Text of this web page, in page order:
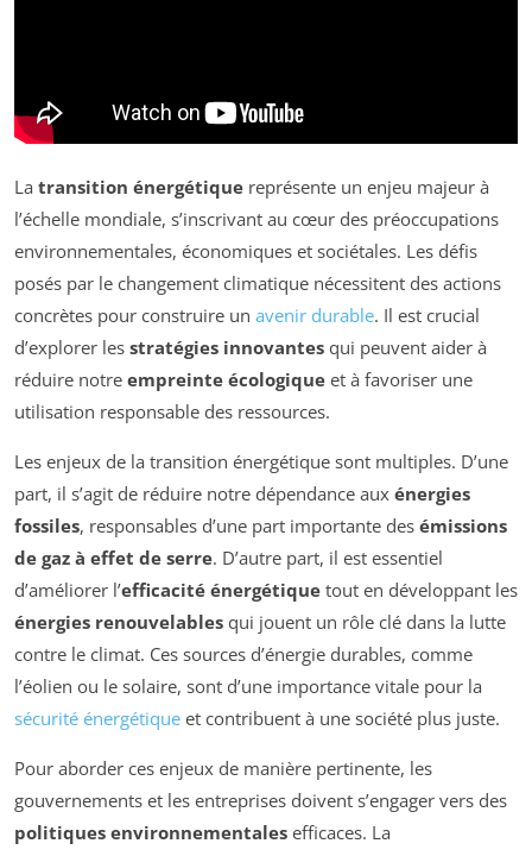
La transition énergétique représente un enjeu majeur à
l’échelle mondiale, s’inscrivant au cœur des préoccupations
environnementales, économiques et sociétales. Les défis
posés par le changement climatique nécessitent des actions
concrètes pour construire un avenir durable. Il est crucial
d’explorer les stratégies innovantes qui peuvent aider à
réduire notre empreinte écologique et à favoriser une
utilisation responsable des ressources.
Les enjeux de la transition énergétique sont multiples. D’une
part, il s’agit de réduire notre dépendance aux énergies
fossiles, responsables d’une part importante des émissions
de gaz à effet de serre. D’autre part, il est essentiel
d’améliorer l’efficacité énergétique tout en développant les
énergies renouvelables qui jouent un rôle clé dans la lutte
contre le climat. Ces sources d’énergie durables, comme
l’éolien ou le solaire, sont d’une importance vitale pour la
sécurité énergétique et contribuent à une société plus juste.
Pour aborder ces enjeux de manière pertinente, les
gouvernements et les entreprises doivent s’engager vers des
politiques environnementales efficaces. La